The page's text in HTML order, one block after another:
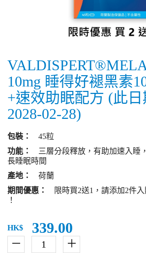
10mg 睡得好褪黑素
+速效助眠配方 (此
2028-02-28)
包裝：
45粒
功能：
三層分段釋放，有助加速入睡
長睡眠時間
產地：
荷蘭
期間優惠：
限時買2送1，請添加2件
！
HK$ 339.00
－ ＋